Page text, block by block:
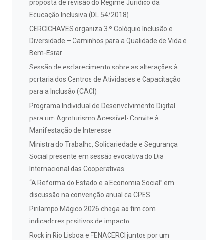
proposta de revisão do Regime Jurídico da
Educação Inclusiva (DL 54/2018)
CERCICHAVES organiza 3.º Colóquio Inclusão e
Diversidade – Caminhos para a Qualidade de Vida e
Bem-Estar
Sessão de esclarecimento sobre as alterações à
portaria dos Centros de Atividades e Capacitação
para a Inclusão (CACI)
Programa Individual de Desenvolvimento Digital
para um Agroturismo Acessível- Convite à
Manifestação de Interesse
Ministra do Trabalho, Solidariedade e Segurança
Social presente em sessão evocativa do Dia
Internacional das Cooperativas
“A Reforma do Estado e a Economia Social” em
discussão na convenção anual da CPES
Pirilampo Mágico 2026 chega ao fim com
indicadores positivos de impacto
Rock in Rio Lisboa e FENACERCI juntos por um